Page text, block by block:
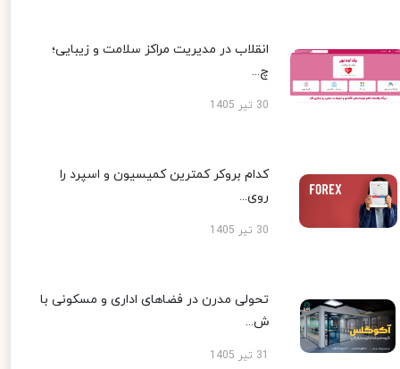
انقلاب در مدیریت مراکز سلامت و زیبایی؛
چ...
30 تیر 1405
کدام بروکر کمترین کمیسیون و اسپرد را
روی...
30 تیر 1405
تحولی مدرن در فضاهای اداری و مسکونی با
ش...